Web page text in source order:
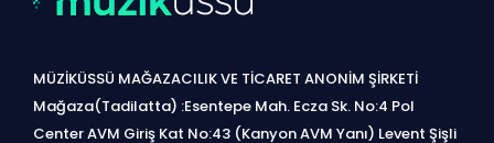
MÜZİKÜSSÜ MAĞAZACILIK VE TİCARET ANONİM ŞİRKETİ
Mağaza(Tadilatta) :Esentepe Mah. Ecza Sk. No:4 Pol
Center AVM Giriş Kat No:43 (Kanyon AVM Yanı) Levent Şişli